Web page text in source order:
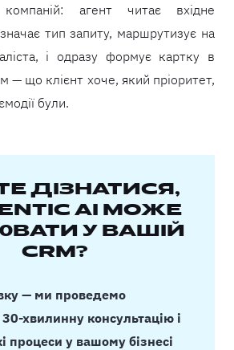
агент читає вхідне
тип запиту, маршрутизує на
і одразу формує картку в
— що клієнт хоче, який пріоритет,
були.
ДІЗНАТИСЯ,
AI МОЖЕ
У ВАШІЙ
CRM?
— ми проведемо
хвилинну консультацію і
процеси у вашому бізнесі